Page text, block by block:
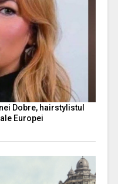
Dobre, hairstylistul
Europei